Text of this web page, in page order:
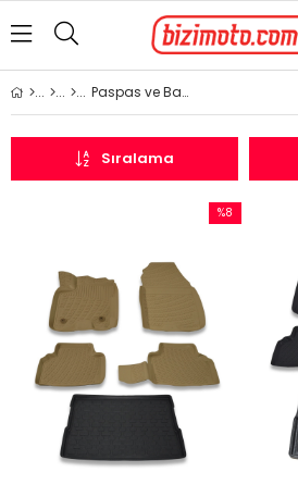
Paspas ve Bagaj Havuzu
Sıralama
%8